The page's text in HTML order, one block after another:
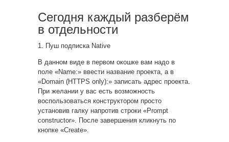
Сегодня каждый разберём
в отдельности
1. Пуш подписка Native
В данном виде в первом окошке вам надо в
поле «Name:» ввести название проекта, а в
«Domain (HTTPS only):» записать адрес проекта.
При желании у вас есть возможность
воспользоваться конструктором просто
установив галку напротив строки «Prompt
constructor». После завершения кликнуть по
кнопке «Create».